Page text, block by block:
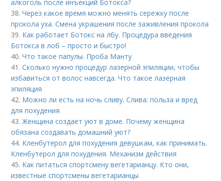
алкоголь после инъекций Ботокса?
38.Через какое время можно менять сережку после
прокола уха. Смена украшения после заживления прокола
39. Как работает Ботокс на лбу. Процедура введения
Ботокса в лоб – просто и быстро!
40.Что такое папулы. Проба Манту
41.Сколько нужно процедур лазерной эпиляции, чтобы
избавиться от волос навсегда. Что такое лазерная
эпиляция
42. Можно ли есть на ночь сливу. Слива: польза и вред
для похудения
43.Женщина создает уют в доме. Почему женщина
обязана создавать домашний уют?
44. Кленбутерол для похудения девушкам, как принимать.
Кленбутерол для похудения. Механизм действия
45. Как питаться спортсмену вегетарианцу. Кто они,
известные спортсмены вегетарианцы